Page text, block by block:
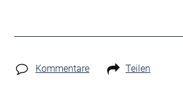
Kommentare Teilen